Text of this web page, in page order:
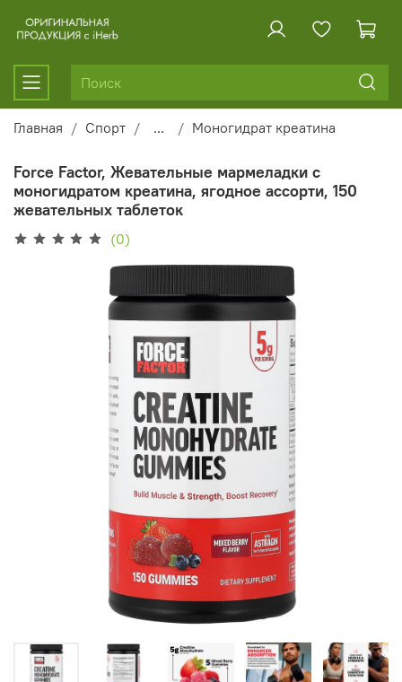
Главная Спорт ... Моногидрат креатина
Force Factor, Жевательные мармеладки с
моногидратом креатина, ягодное ассорти, 150
жевательных таблеток
(0)